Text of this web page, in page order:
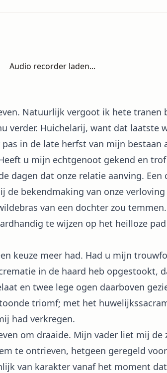
Audio recorder laden...
Natuurlijk vergoot ik hete tranen
verder. Huichelarij, want dat laatste
in de late herfst van mijn bestaan
u mijn echtgenoot gekend en trof
dagen dat onze relatie aanving. Een
de bekendmaking van onze
van een dochter zou
te wijzen op het heilloze
meer had. Had u mijn
in de haard heb opgestookt,
en twee lege ogen daarboven
triomf; met het
had verkregen.
draaide. Mijn vader liet mij de
te ontrieven, hetgeen geregeld
van karakter vanaf het moment